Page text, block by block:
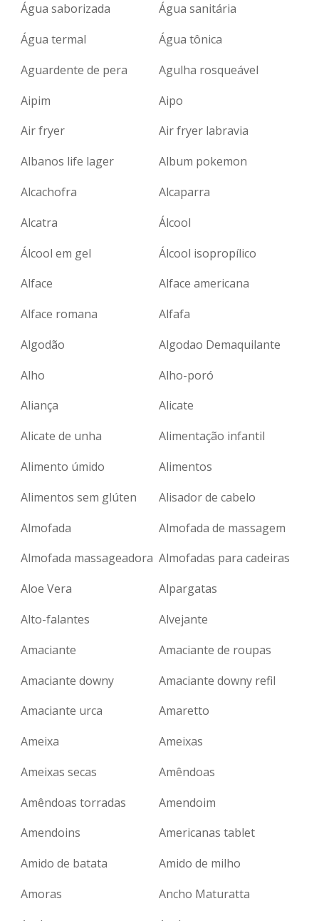
Água saborizada
Água sanitária
Água termal
Água tônica
Aguardente de pera
Agulha rosqueável
Aipim
Aipo
Air fryer
Air fryer labravia
Albanos life lager
Album pokemon
Alcachofra
Alcaparra
Alcatra
Álcool
Álcool em gel
Álcool isopropílico
Alface
Alface americana
Alface romana
Alfafa
Algodão
Algodao Demaquilante
Alho
Alho-poró
Aliança
Alicate
Alicate de unha
Alimentação infantil
Alimento úmido
Alimentos
Alimentos sem glúten
Alisador de cabelo
Almofada
Almofada de massagem
Almofada massageadora Almofadas para cadeiras
Aloe Vera
Alpargatas
Alto-falantes
Alvejante
Amaciante
Amaciante de roupas
Amaciante downy
Amaciante downy refil
Amaciante urca
Amaretto
Ameixa
Ameixas
Ameixas secas
Amêndoas
Amêndoas torradas
Amendoim
Amendoins
Americanas tablet
Amido de batata
Amido de milho
Amoras
Ancho Maturatta